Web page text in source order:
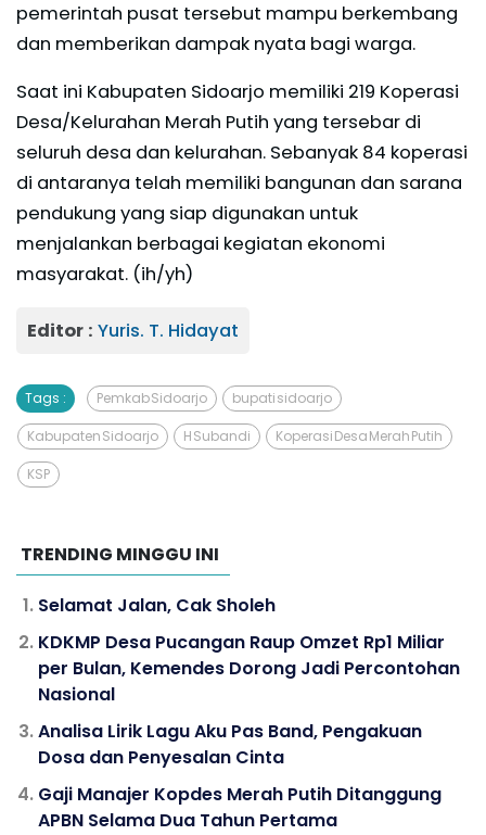
pemerintah pusat tersebut mampu berkembang
dan memberikan dampak nyata bagi warga.
Saat ini Kabupaten Sidoarjo memiliki 219 Koperasi
Desa/Kelurahan Merah Putih yang tersebar di
seluruh desa dan kelurahan. Sebanyak 84 koperasi
di antaranya telah memiliki bangunan dan sarana
pendukung yang siap digunakan untuk
menjalankan berbagai kegiatan ekonomi
masyarakat. (ih/yh)
Editor : Yuris. T. Hidayat
Tags : Pemkab Sidoarjo bupati sidoarjo
Kabupaten Sidoarjo H Subandi Koperasi Desa Merah Putih
KSP
TRENDING MINGGU INI
Selamat Jalan, Cak Sholeh
KDKMP Desa Pucangan Raup Omzet Rp1 Miliar
per Bulan, Kemendes Dorong Jadi Percontohan
Nasional
Analisa Lirik Lagu Aku Pas Band, Pengakuan
Dosa dan Penyesalan Cinta
Gaji Manajer Kopdes Merah Putih Ditanggung
APBN Selama Dua Tahun Pertama